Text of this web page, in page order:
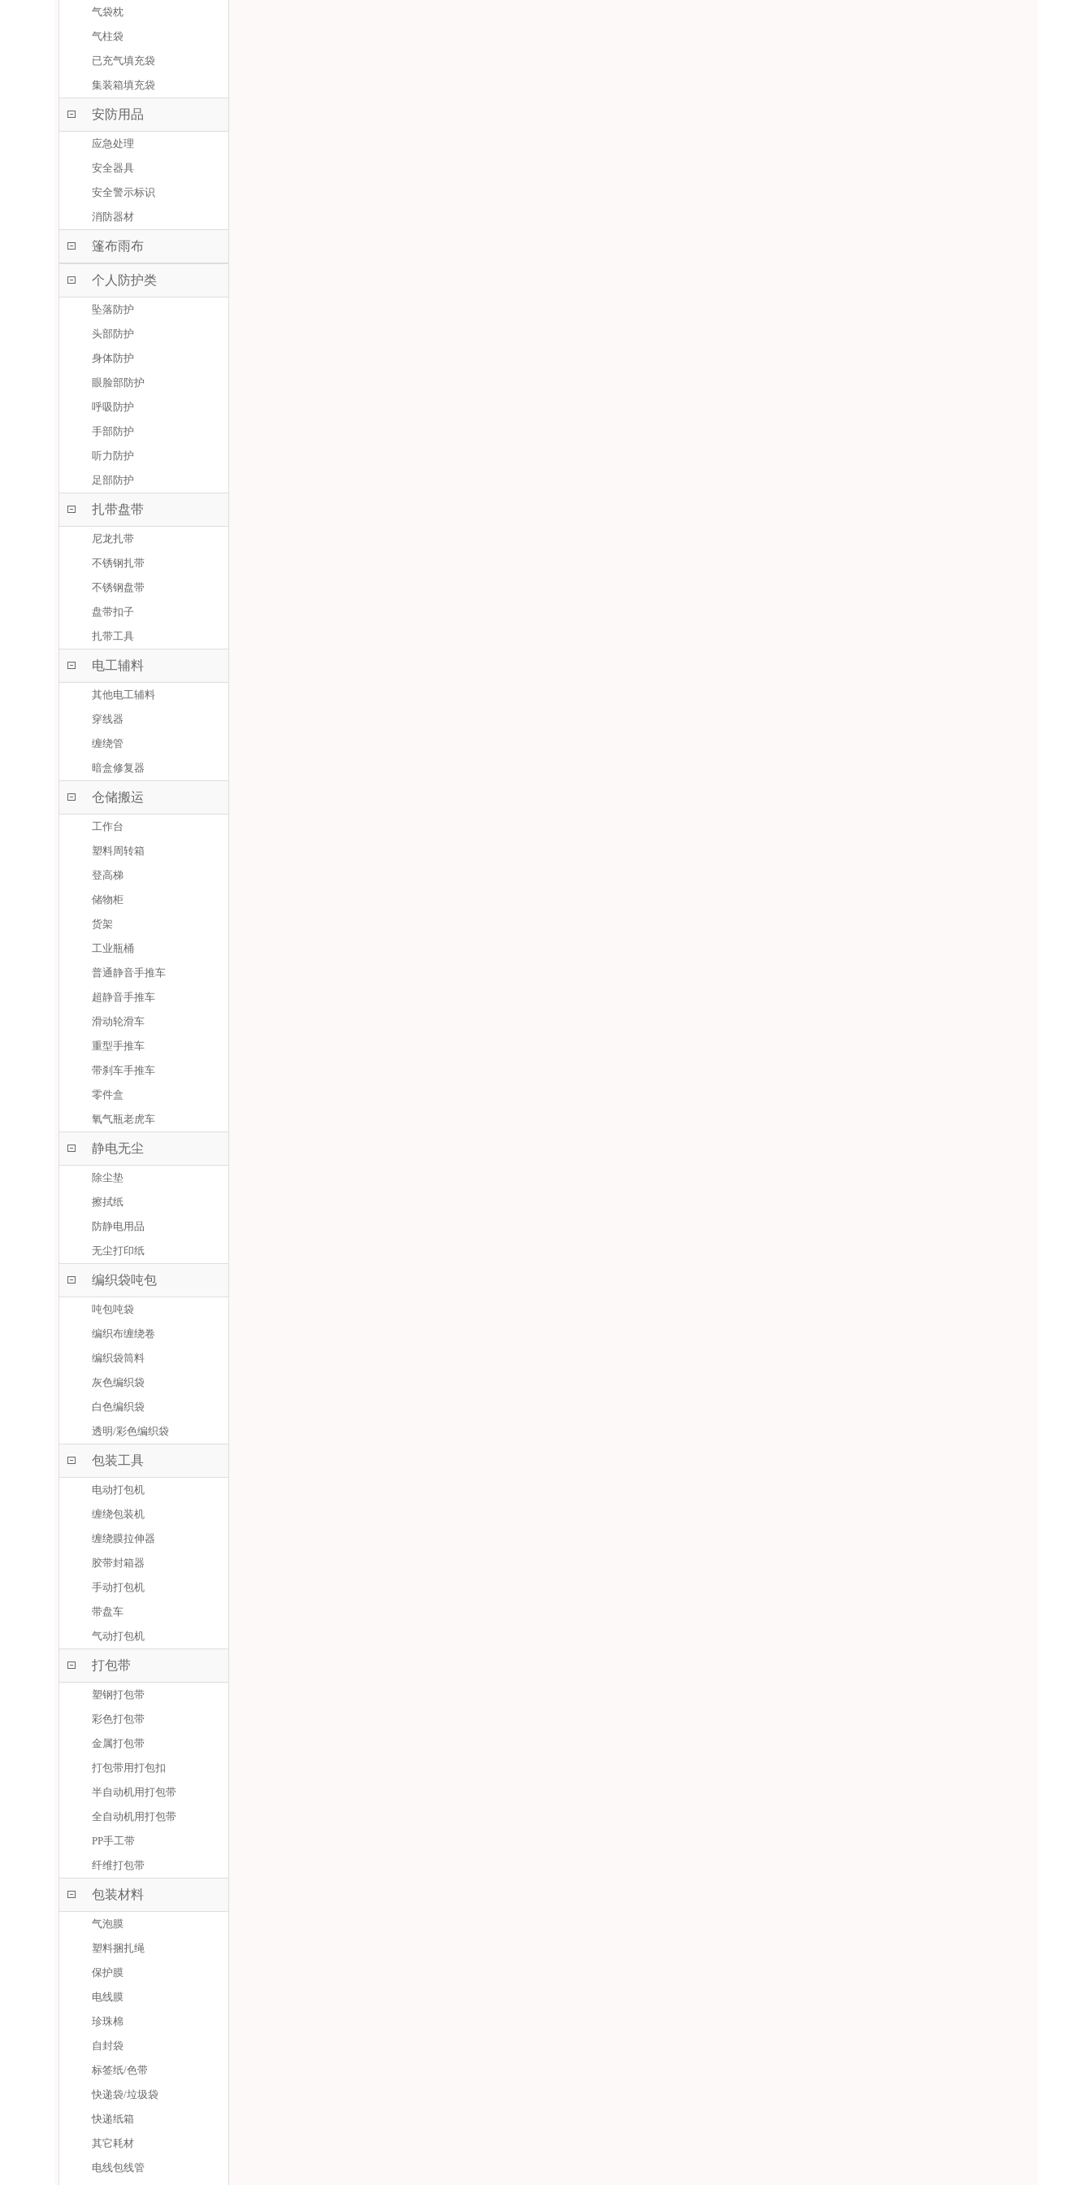
气袋枕
气柱袋
已充气填充袋
集装箱填充袋
安防用品
应急处理
安全器具
安全警示标识
消防器材
篷布雨布
个人防护类
坠落防护
头部防护
身体防护
眼脸部防护
呼吸防护
手部防护
听力防护
足部防护
扎带盘带
尼龙扎带
不锈钢扎带
不锈钢盘带
盘带扣子
扎带工具
电工辅料
其他电工辅料
穿线器
缠绕管
暗盒修复器
仓储搬运
工作台
塑料周转箱
登高梯
储物柜
货架
工业瓶桶
普通静音手推车
超静音手推车
滑动轮滑车
重型手推车
带刹车手推车
零件盒
氧气瓶老虎车
静电无尘
除尘垫
擦拭纸
防静电用品
无尘打印纸
编织袋吨包
吨包吨袋
编织布缠绕卷
编织袋筒料
灰色编织袋
白色编织袋
透明/彩色编织袋
包装工具
电动打包机
缠绕包装机
缠绕膜拉伸器
胶带封箱器
手动打包机
带盘车
气动打包机
打包带
塑钢打包带
彩色打包带
金属打包带
打包带用打包扣
半自动机用打包带
全自动机用打包带
PP手工带
纤维打包带
包装材料
气泡膜
塑料捆扎绳
保护膜
电线膜
珍珠棉
自封袋
标签纸/色带
快递袋/垃圾袋
快递纸箱
其它耗材
电线包线管